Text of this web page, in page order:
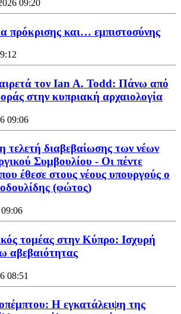
09:20
πρόκρισης και… εμπιστοσύνης
τον Ian A. Todd: Πάνω από
στην κυπριακή αρχαιολογία
09:06
διαβεβαίωσης των νέων
Συμβουλίου - Οι πέντε
έθεσε στους νέους υπουργούς ο
(φώτος)
τομέας στην Κύπρο: Ισχυρή
αβεβαιότητας
08:51
Η εγκατάλειψη της